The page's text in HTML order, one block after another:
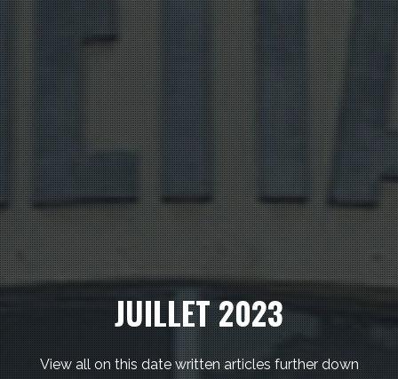
JUILLET 2023
View all on this date written articles further down